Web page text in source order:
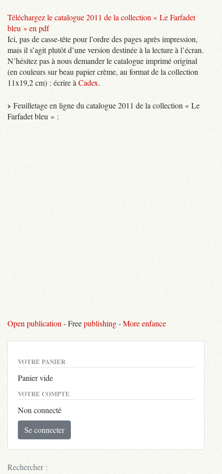
Téléchargez le catalogue 2011 de la collection « Le Farfadet
bleu » en pdf
Ici, pas de casse-tête pour l’ordre des pages après impression,
mais il s’agit plutôt d’une version destinée à la lecture à l’écran.
N’hésitez pas à nous demander le catalogue imprimé original
(en couleurs sur beau papier crème, au format de la collection
11x19,2 cm) : écrire à Cadex.
Feuilletage en ligne du catalogue 2011 de la collection « Le
Farfadet bleu » :
Open publication - Freepublishing-More enfance
VOTRE PANIER
Panier vide
VOTRE COMPTE
Non connecté
Se connecter
Rechercher :